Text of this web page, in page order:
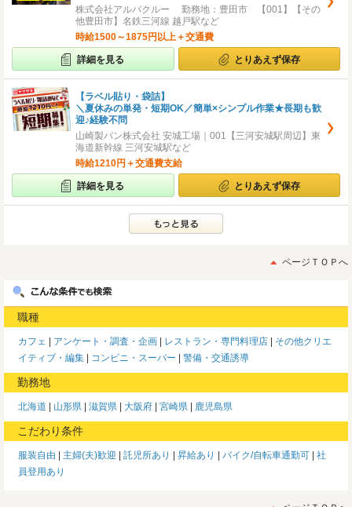
株式会社アルバクルー 勤務地：豊田市 【001】【その
他豊田市】名鉄三河線 越戸駅など
時給1500～1875円以上＋交通費
詳細を見る とりあえず保存
【ラベル貼り・袋詰】
＼夏休みの単発・短期OK／簡単×シンプル作業★長期も歓
迎♪経験不問
山崎製パン株式会社 安城工場｜001【三河安城駅周辺】東
海道新幹線 三河安城駅など
時給1210円＋交通費支給
詳細を見る とりあえず保存
ページＴＯＰへ
職種
カフェ アンケート・調査・企画 レストラン・専門料理店
その他クリエ
イティブ・編集
コンビニ・スーパー 警備・交通誘導
勤務地
北海道 山形県 滋賀県 大阪府 宮崎県 鹿児島県
こだわり条件
服装自由 主婦(夫)歓迎 託児所あり 昇給あり バイク/自転車通勤可
社
員登用あり